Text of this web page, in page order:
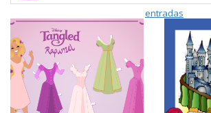
entradas